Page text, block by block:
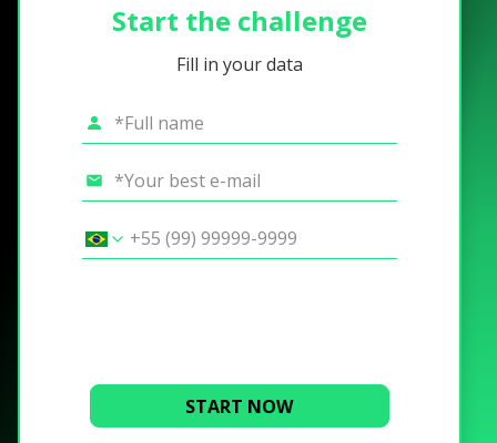
Start the challenge
Fill in your data
START NOW